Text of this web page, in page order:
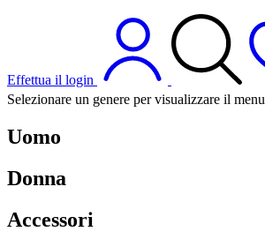
Effettua il login
Selezionare un genere per visualizzare il menu
Uomo
Donna
Accessori